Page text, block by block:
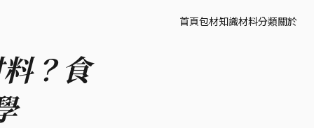
首頁包材知識材料分類關於
？食